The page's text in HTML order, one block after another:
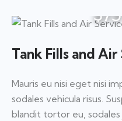
$75
Tank Fills and Air
Mauris eu nisi eget nisi
sodales vehicula risus.
blandit tortor eu,